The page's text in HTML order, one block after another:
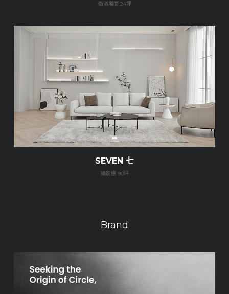
衛浴展間 24坪
SEVEN 七
攝影棚 90坪
Brand